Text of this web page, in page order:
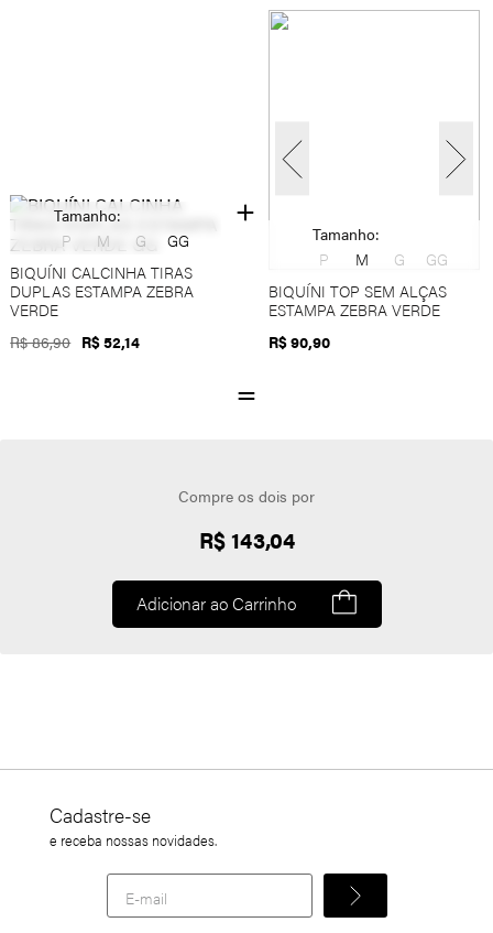
Tamanho:
G
GG
M
P
BIQUÍNI CALCINHA TIRAS
DUPLAS ESTAMPA ZEBRA
VERDE
R$ 86,90 R$ 52,14
Tamanho:
G
GG
M
P
BIQUÍNI TOP SEM ALÇAS
ESTAMPA ZEBRA VERDE
R$ 90,90
Compre os dois por
R$ 143,04
Adicionar ao Carrinho
Cadastre-se
e receba nossas novidades.